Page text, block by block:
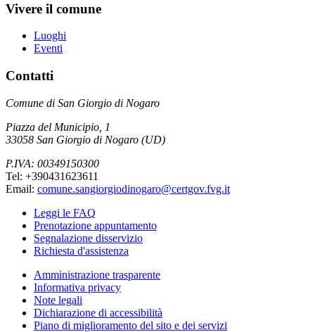
Vivere il comune
Luoghi
Eventi
Contatti
Comune di San Giorgio di Nogaro
Piazza del Municipio, 1
33058 San Giorgio di Nogaro (UD)
P.IVA: 00349150300
Tel: +390431623611
Email: comune.sangiorgiodinogaro@certgov.fvg.it
Leggi le FAQ
Prenotazione appuntamento
Segnalazione disservizio
Richiesta d'assistenza
Amministrazione trasparente
Informativa privacy
Note legali
Dichiarazione di accessibilità
Piano di miglioramento del sito e dei servizi